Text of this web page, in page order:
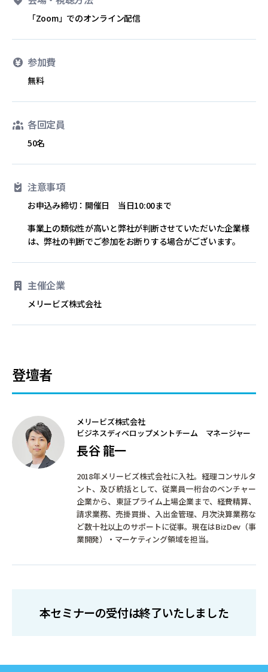
「Zoom」でのオンライン配信
参加費
無料
各回定員
50名
注意事項
お申込み締切：開催日 当日10:00まで
事業上の類似性が高いと弊社が判断させていただいた企業様
は、弊社の判断でご参加をお断りする場合がございます。
主催企業
メリービズ株式会社
登壇者
メリービズ株式会社
ビジネスディベロップメントチーム マネージャー
長谷 龍一
2018年メリービズ株式会社に入社。経理コンサルタ
ント、及び統括として、従業員一桁台のベンチャー
企業から、東証プライム上場企業まで、経費精算、
請求業務、売掛買掛、入出金管理、月次決算業務な
ど数十社以上のサポートに従事。現在はBizDev（事
業開発）・マーケティング領域を担当。
本セミナーの受付は終了いたしました